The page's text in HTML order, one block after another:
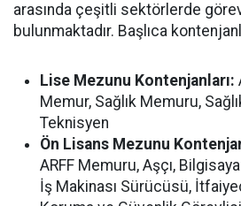
arasında çeşitli sektörlerde
bulunmaktadır. Başlıca
Lise Mezunu Kontenjanları:
Memur, Sağlık Memuru,
Teknisyen
Ön Lisans Mezunu
ARFF Memuru, Aşçı,
İş Makinası Sürücüsü,